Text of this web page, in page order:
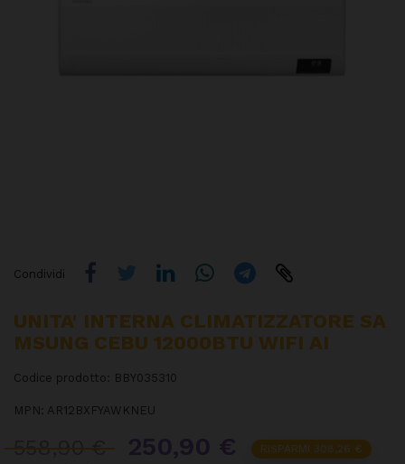
Condividi
UNITA' INTERNA CLIMATIZZATORE SA
MSUNG CEBU 12000BTU WIFI AI
Codice prodotto: BBY035310
MPN: AR12BXFYAWKNEU
558,90 €
RISPARMI 308,26 €